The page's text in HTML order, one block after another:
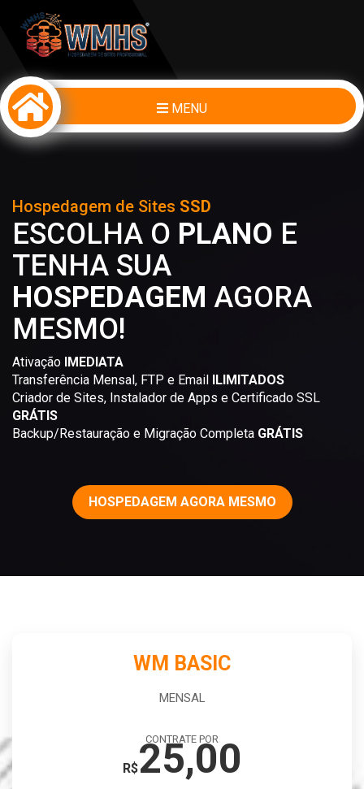
MENU
Hospedagem de Sites SSD
ESCOLHA O PLANO E
TENHA SUA
HOSPEDAGEM AGORA
MESMO!
Ativação IMEDIATA
Transferência Mensal, FTP e Email ILIMITADOS
Criador de Sites, Instalador de Apps e Certificado SSL
GRÁTIS
Backup/Restauração e Migração Completa GRÁTIS
HOSPEDAGEM AGORA MESMO
WM BASIC
MENSAL
CONTRATE POR
R$25,00